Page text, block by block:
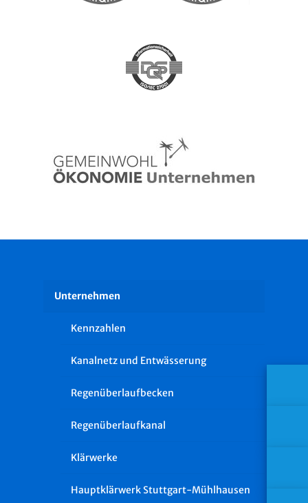
Unternehmen
Kennzahlen
Kanalnetz und Entwässerung
Regenüberlaufbecken
Regenüberlaufkanal
Klärwerke
Hauptklärwerk Stuttgart-Mühlhausen